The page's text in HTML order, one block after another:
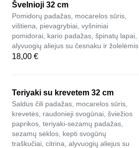
Švelnioji 32 cm
Pomidorų padažas, mocarelos sūris,
vištiena, pievagrybiai, vyšniniai
pomidorai, kario padažas, špinatų lapai,
alyvuogių aliejus su česnaku ir žolelėmis
18,00 €
Teriyaki su krevetem 32 cm
Saldus čili padažas, mocarelos sūris,
krevetės, raudonieji svogūnai, šviežios
paprikos, teriyaki-sezamų padažas,
sezamų sėklos, kepti svogūnų
traškučiai, citrina, alyvuogių aliejus su